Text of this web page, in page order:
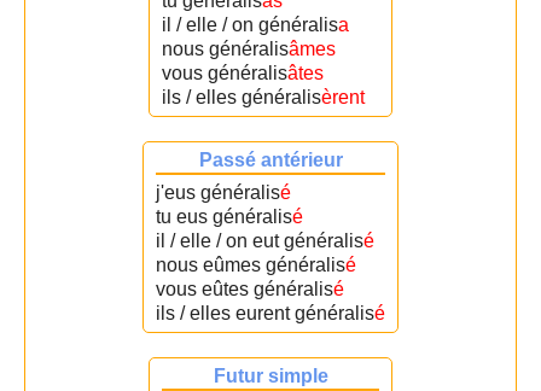
il / elle / on généralisa
nous généralisâmes
vous généralisâtes
ils / elles généralisèrent
Passé antérieur
j'eus généralisé
tu eus généralisé
il / elle / on eut généralisé
nous eûmes généralisé
vous eûtes généralisé
ils / elles eurent généralisé
Futur simple